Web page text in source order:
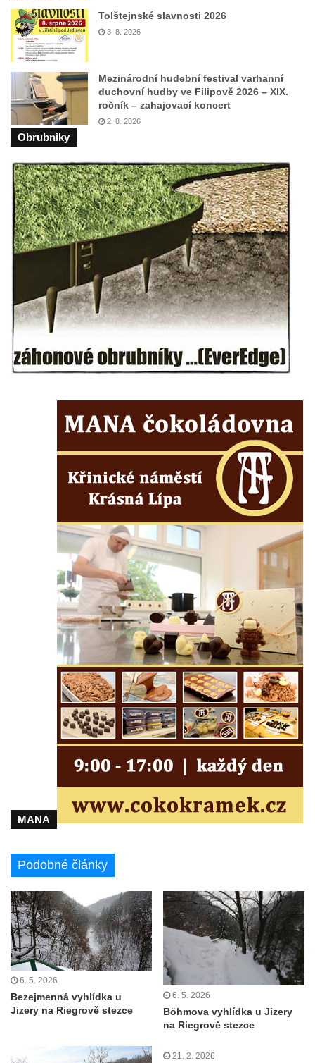
Kamenná slunce u obce Staré
Sluj českých bratří a Symbolický hrob
českých bratří
Besedická vyhlídka (na Vysoké skále)
Kinského vyhlídka (Besedické skály)
Vyhlídka Kde domov můj (Besedické skály)
Jeskyně Matěje Krocínovského v
Husníkova vyhlídka (Besedické skály)
Hořákova vyhlídka (Besedické skály)
Masarykova vyhlídka (Besedické skály)
Vyhlídka Sokol (Besedické skály)
Lafitova vyhlídka pod Křížovou horou
Vyhlídka pod Křížovou horou u Pohořan
Hraběcí vyhlídka u Rabštejna nad Střelou
Bořeň
Vyhlídka na Chřibském (Kamzičím) vrchu
Kamenická vyhlídka
Vyhlídka nad jezírkem v Srbské Kamenici
Vyhlídka Jaroslava Srby
Výšina královny Vilemíny
Doerellova vyhlídka u Dubice
Vyhlídka u kostela svaté Barbory v Dubici
Vyhlídka Václava Krčila
Vyhlídka Mlynářův kámen
Vyhlídky na Řípu (Mělnická, Roudnická,
Pražská)
Skalní brána Lesní kaple
Císařský výhled (Kvádrberk, Stoličná hora)
Vyhlídka Labská stráž
Růžová vyhlídka nad kaňonem Labe
Vyhlídky na trase Naučné stezky Větruše-
Vrkoč
Čedičový lom pod Kamenickým kopcem u
Zákup
Vyhlídky na Malé Bukové
Vyhlídka pod Velkou Bukovou
Vyhlídka na SWAMP u Máchova jezera
Vyhlídka na Křížovém vrchu u Rynartic
Vyhlídka v lukách pod Hrazeným
Vyhlídka Kaple u Brniště
Vyhlídka Borný
Vyhlídka Židovský vrch (Šluknov)
Tolštejnské slavnosti 2026
3. 8. 2026
Mezinárodní hudební festival varhanní
duchovní hudby ve Filipově 2026 – XIX.
ročník – zahajovací koncert
2. 8. 2026
Obrubniky
MANA
Podobné články
6. 5. 2026
Bezejmenná vyhlídka u
Jizery na Riegrově stezce
6. 5. 2026
Böhmova vyhlídka u Jizery
na Riegrově stezce
21. 2. 2026